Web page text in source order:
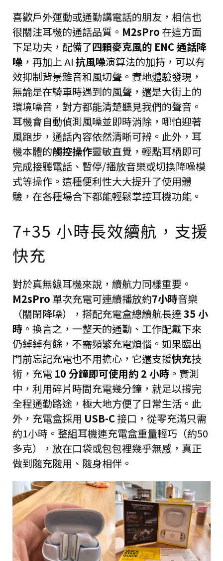
喜歡戶外運動或通勤講電話的朋友，相信也
很關注耳機的通話品質。 M2sPro 在這方面
下足功夫，配備了四顆麥克風的 ENC 通話降
噪 ，再加上 AI 抗風噪演算法的加持，可以有
效抑制背景雜音和風切聲。實地體驗發現，
無論是在騎車時遇到的風聲，還是大街上的
環境噪音，對方都能清楚聽見我們的聲音。
耳機會自動偵測風噪並即時消除，哪怕迎著
風跑步，通話內容依然清晰可辨。此外，耳
機本體的觸控操作靈敏直覺，輕點耳柄即可
完成接聽電話、暫停/播放音樂或切換降噪模
式等操作。這種便利性大大提升了使用體
驗，在各種場合下都能輕鬆掌控耳機功能。
7+35 小時長效續航，支援
快充
對於真無線耳機來說，續航力同樣重要。
M2sPro 單次充電可連續播放約7小時音樂
（關閉降噪），搭配充電盒總續航長達35 小
時 。換言之，一整天的通勤、工作配戴下來
仍綽綽有餘，不需頻繁充電煩惱。如果臨出
門前忘記充電也不用擔心，它還支援快充技
術，充電 10 分鐘即可使用約 2 小時 。實測
中，利用碎片時間充電幾分鐘，就足以撐完
全程通勤路途，極大地方便了日常生活。此
外，充電盒採用 USB-C接口，從零充滿只需
約1小時。整組耳機連充電盒重量輕巧（約50
多克），放在口袋或包包裡幾乎無感，真正
做到隨充隨用、隨身相伴。